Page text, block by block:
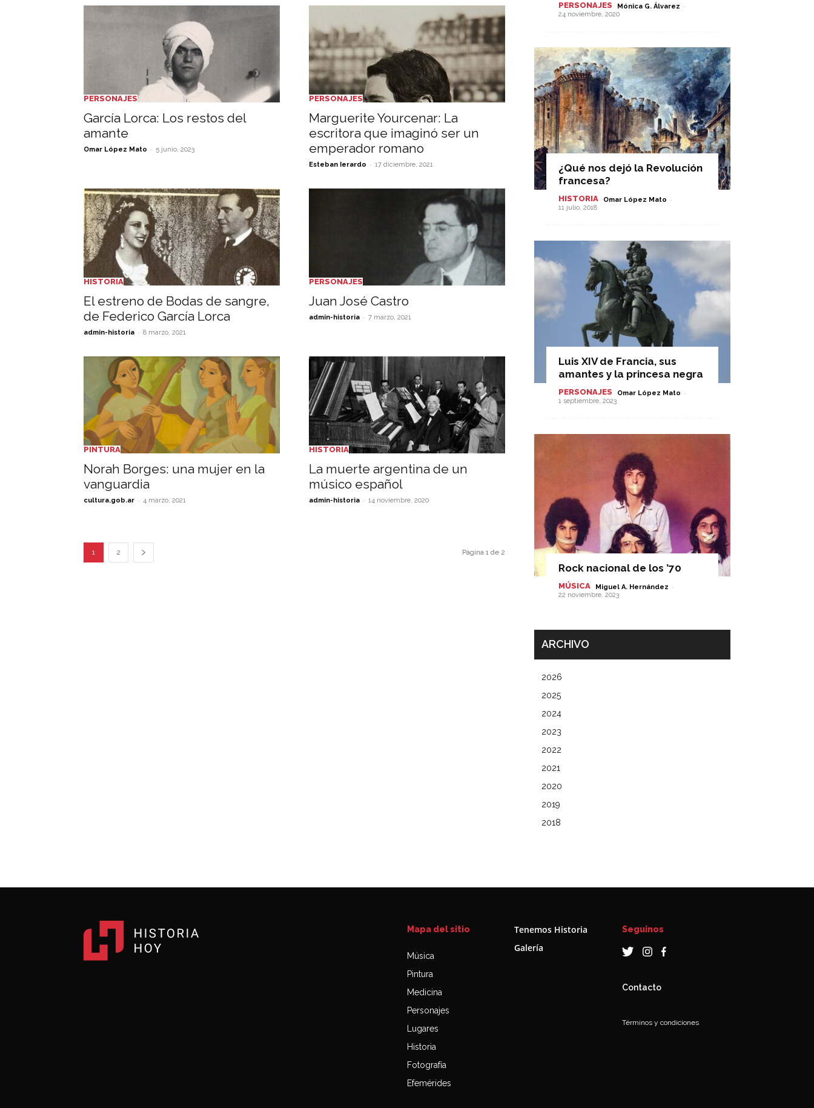
PERSONAJES
García Lorca: Los restos del
amante
Omar López Mato - 5 junio, 2023
PERSONAJES
Marguerite Yourcenar: La
escritora que imaginó ser un
emperador romano
Esteban Ierardo - 17 diciembre, 2021
HISTORIA
El estreno de Bodas de sangre,
de Federico García Lorca
admin-historia - 8 marzo, 2021
PERSONAJES
Juan José Castro
admin-historia - 7 marzo, 2021
PINTURA
Norah Borges: una mujer en la
vanguardia
cultura.gob.ar - 4 marzo, 2021
HISTORIA
La muerte argentina de un
músico español
admin-historia - 14 noviembre, 2020
1 2 Página 1 de 2
PERSONAJES Mónica G. Álvarez -
24 noviembre, 2020
¿Qué nos dejó la Revolución
francesa?
HISTORIA Omar López Mato -
11 julio, 2018
Luis XIV de Francia, sus
amantes y la princesa negra
PERSONAJES Omar López Mato -
1 septiembre, 2023
Rock nacional de los ’70
MÚSICA Miguel A. Hernández -
22 noviembre, 2023
ARCHIVO
2026
2025
2024
2023
2022
2021
2020
2019
2018
Mapa del sitio
Música
Pintura
Medicina
Personajes
Lugares
Historia
Fotografía
Efemérides
Tenemos Historia
Galería
Seguinos
Contacto
Términos y condiciones